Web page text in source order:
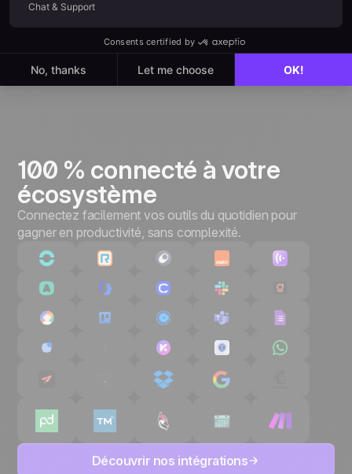
Personnalisations illimitées
Suivi avancé des performances
3 000+ intégrations et API
100 % connecté à votre
écosystème
Connectez facilement vos outils du quotidien pour
gagner en productivité, sans complexité.
Découvrir nos intégrations